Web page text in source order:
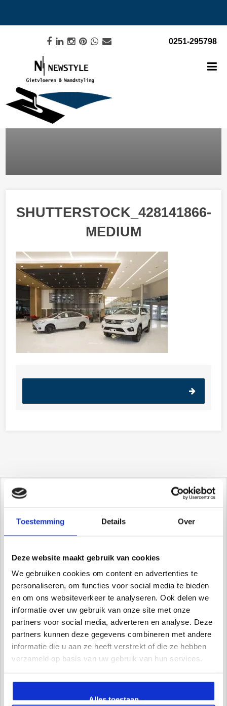
Toestemming Details Over
Deze website maakt gebruik van cookies
We gebruiken cookies om content en advertenties te
personaliseren, om functies voor social media te bieden
en om ons websiteverkeer te analyseren. Ook delen we
informatie over uw gebruik van onze site met onze
partners voor social media, adverteren en analyse. Deze
partners kunnen deze gegevens combineren met andere
informatie die u aan ze heeft verstrekt of die ze hebben
verzameld op basis van uw gebruik van hun services.
Alles toestaan
0251-295798
SHUTTERSTOCK_428141866-
MEDIUM
Contact/ Showroom
De Trompet 1141 in Heemskerk
*Uitsluitend op afspraak*
Tel. 0614333291
Showroom
Wij zijn VCA gecertificeerd
Waarom kiest u voor Newstyle?
Ruim 15 jaar ervaring